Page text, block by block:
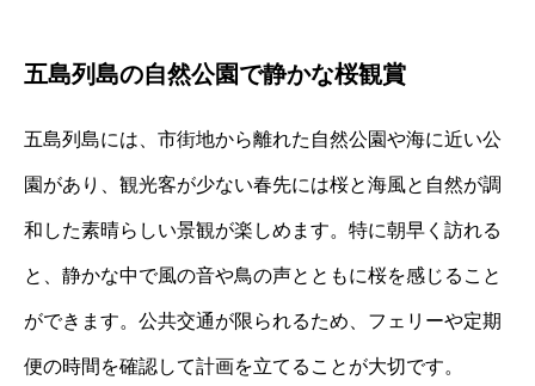
五島列島の自然公園で静かな桜観賞
五島列島には、市街地から離れた自然公園や海に近い公
園があり、観光客が少ない春先には桜と海風と自然が調
和した素晴らしい景観が楽しめます。特に朝早く訪れる
と、静かな中で風の音や鳥の声とともに桜を感じること
ができます。公共交通が限られるため、フェリーや定期
便の時間を確認して計画を立てることが大切です。